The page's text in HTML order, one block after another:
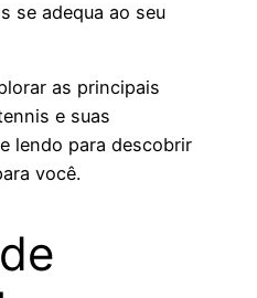
se adequa ao seu
as principais
e suas
lendo para descobrir
você.